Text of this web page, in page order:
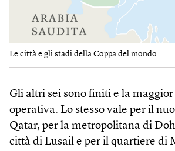
Le città e gli stadi della Coppa del mondo
Gli altri sei sono finiti e la maggior
operativa. Lo stesso vale per il
Qatar, per la metropolitana di
città di Lusail e per il quartiere di